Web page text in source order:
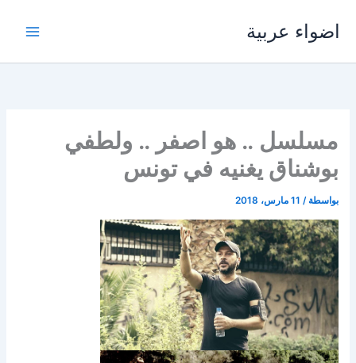
اضواء عربية
مسلسل .. هو اصفر .. ولطفي
بوشناق يغنيه في تونس
بواسطة / 11 مارس، 2018